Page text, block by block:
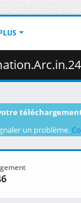
un problème.